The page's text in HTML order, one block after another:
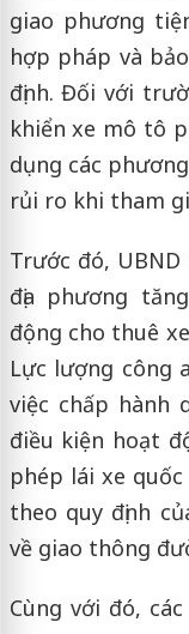
giao phương
hợp pháp và
định. Đối với
khiển xe mô tô
dụng các
rủi ro khi tham
Trước đó,
địa phương
động cho thuê
Lực lượng công
việc chấp hành
điều kiện hoạt
phép lái xe
theo quy định
về giao thông
Cùng với đó,